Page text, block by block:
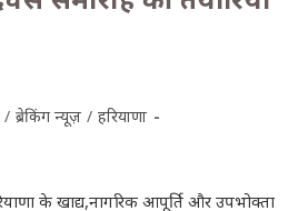
/ ब्रेकिंग न्यूज़ / हरियाणा
के खाद्य,नागरिक आपूर्ति और उपभोक्ता